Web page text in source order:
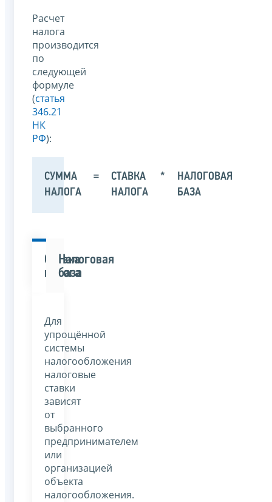
Расчет
налога
производится
по
следующей
формуле
(статья
346.21
НК
РФ):
СУММА
НАЛОГА
=
СТАВКА
НАЛОГА
*
НАЛОГОВАЯ
БАЗА
Ставка
налога
Налоговая
база
Для
упрощённой
системы
налогообложения
налоговые
ставки
зависят
от
выбранного
предпринимателем
или
организацией
объекта
налогообложения.